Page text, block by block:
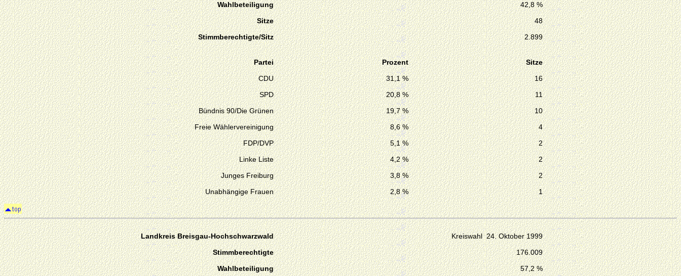
Wahlbeteiligung
42,8 %
Sitze
48
Stimmberechtigte/Sitz
2.899
Partei Prozent
Sitze
CDU
31,1 %
16
SPD
20,8 %
11
Bündnis 90/Die Grünen
19,7 %
10
Freie Wählervereinigung
8,6 %
4
FDP/DVP
5,1 %
2
Linke Liste
4,2 %
2
Junges Freiburg
3,8 %
2
Unabhängige Frauen
2,8 % 1
Landkreis Breisgau-Hochschwarzwald
Kreiswahl 24. Oktober 1999
Stimmberechtigte
176.009
Wahlbeteiligung
57,2 %